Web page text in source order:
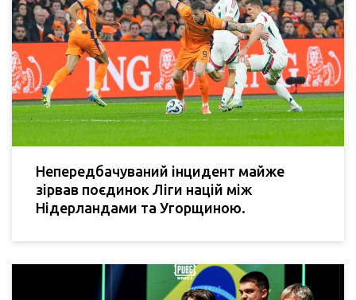
Непередбачуваний інцидент майже
зірвав поєдинок Ліги націй між
Нідерландами та Угорщиною.